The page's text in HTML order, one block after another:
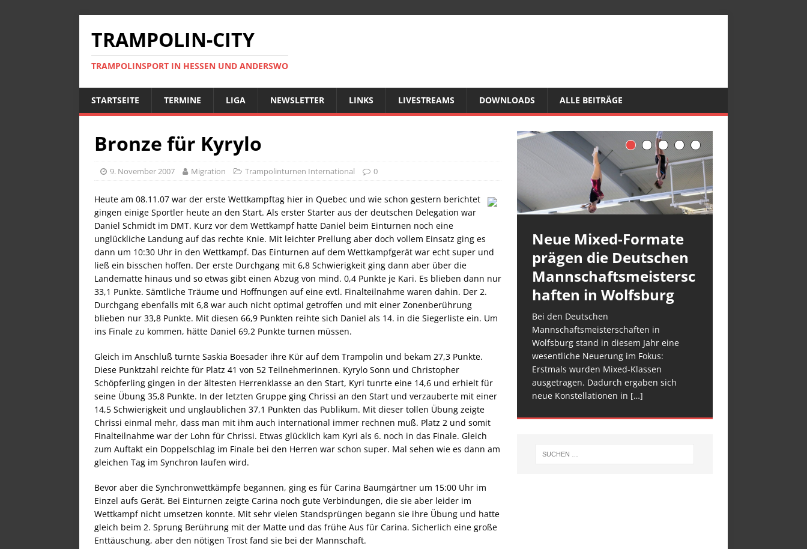
TRAMPOLIN-CITY
TRAMPOLINSPORT IN HESSEN UND ANDERSWO
STARTSEITE TERMINE LIGA NEWSLETTER LINKS LIVESTREAMS DOWNLOADS ALLE BEITRÄGE
Bronze für Kyrylo
9. November 2007 Migration Trampolinturnen International 0
Heute am 08.11.07 war der erste Wettkampftag hier in Quebec und wie schon gestern berichtet
gingen einige Sportler heute an den Start. Als erster Starter aus der deutschen Delegation war
Daniel Schmidt im DMT. Kurz vor dem Wettkampf hatte Daniel beim Einturnen noch eine
unglückliche Landung auf das rechte Knie. Mit leichter Prellung aber doch vollem Einsatz ging es
dann um 10:30 Uhr in den Wettkampf. Das Einturnen auf dem Wettkampfgerät war echt super und
ließ ein bisschen hoffen. Der erste Durchgang mit 6,8 Schwierigkeit ging dann aber über die
Landematte hinaus und so etwas gibt einen Abzug von mind. 0,4 Punkte je Kari. Es blieben dann nur
33,1 Punkte. Sämtliche Träume und Hoffnungen auf eine evtl. Finalteilnahme waren dahin. Der 2.
Durchgang ebenfalls mit 6,8 war auch nicht optimal getroffen und mit einer Zonenberührung
blieben nur 33,8 Punkte. Mit diesen 66,9 Punkten reihte sich Daniel als 14. in die Siegerliste ein. Um
ins Finale zu kommen, hätte Daniel 69,2 Punkte turnen müssen.
Gleich im Anschluß turnte Saskia Boesader ihre Kür auf dem Trampolin und bekam 27,3 Punkte.
Diese Punktzahl reichte für Platz 41 von 52 Teilnehmerinnen. Kyrylo Sonn und Christopher
Schöpferling gingen in der ältesten Herrenklasse an den Start, Kyri tunrte eine 14,6 und erhielt für
seine Übung 35,8 Punkte. In der letzten Gruppe ging Chrissi an den Start und verzauberte mit einer
14,5 Schwierigkeit und unglaublichen 37,1 Punkten das Publikum. Mit dieser tollen Übung zeigte
Chrissi einmal mehr, dass man mit ihm auch international immer rechnen muß. Platz 2 und somit
Finalteilnahme war der Lohn für Chrissi. Etwas glücklich kam Kyri als 6. noch in das Finale. Gleich
zum Auftakt ein Doppelschlag im Finale bei den Herren war schon super. Mal sehen wie es dann am
gleichen Tag im Synchron laufen wird.
Bevor aber die Synchronwettkämpfe begannen, ging es für Carina Baumgärtner um 15:00 Uhr im
Einzel aufs Gerät. Bei Einturnen zeigte Carina noch gute Verbindungen, die sie aber leider im
Wettkampf nicht umsetzen konnte. Mit sehr vielen Standsprüngen begann sie ihre Übung und hatte
gleich beim 2. Sprung Berührung mit der Matte und das frühe Aus für Carina. Sicherlich eine große
Enttäuschung, aber den nötigen Trost fand sie bei der Mannschaft.
Neue Mixed-Formate
prägen die Deutschen
Mannschaftsmeistersc
haften in Wolfsburg
Bei den Deutschen
Mannschaftsmeisterschaften in
Wolfsburg stand in diesem Jahr eine
wesentliche Neuerung im Fokus:
Erstmals wurden Mixed-Klassen
ausgetragen. Dadurch ergaben sich
neue Konstellationen in […]